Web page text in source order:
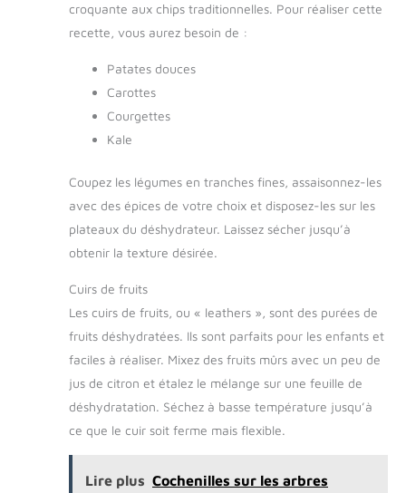
croquante aux chips traditionnelles. Pour réaliser cette
recette, vous aurez besoin de :
Patates douces
Carottes
Courgettes
Kale
Coupez les légumes en tranches fines, assaisonnez-les
avec des épices de votre choix et disposez-les sur les
plateaux du déshydrateur. Laissez sécher jusqu’à
obtenir la texture désirée.
Cuirs de fruits
Les cuirs de fruits, ou « leathers », sont des purées de
fruits déshydratées. Ils sont parfaits pour les enfants et
faciles à réaliser. Mixez des fruits mûrs avec un peu de
jus de citron et étalez le mélange sur une feuille de
déshydratation. Séchez à basse température jusqu’à
ce que le cuir soit ferme mais flexible.
Lire plus Cochenilles sur les arbres